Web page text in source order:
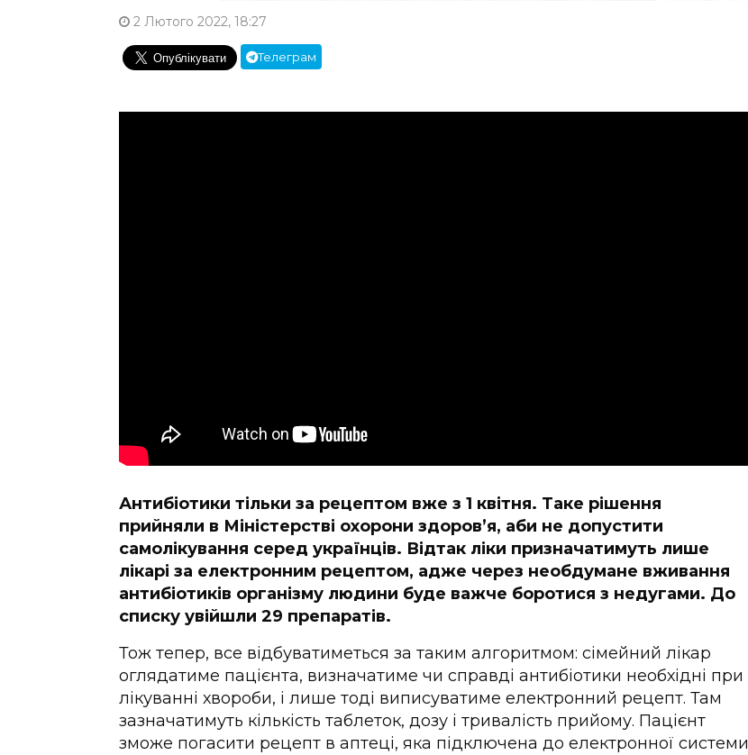
2 Лютого 2022, 18:27
Телеграм
Антибіотики тільки за рецептом вже з 1 квітня. Таке рішення
прийняли в Міністерстві охорони здоров’я, аби не допустити
самолікування серед українців. Відтак ліки призначатимуть лише
лікарі за електронним рецептом, адже через необдумане вживання
антибіотиків організму людини буде важче боротися з недугами. До
списку увійшли 29 препаратів.
Тож тепер, все відбуватиметься за таким алгоритмом: сімейний лікар
оглядатиме пацієнта, визначатиме чи справді антибіотики необхідні при
лікуванні хвороби, і лише тоді виписуватиме електронний рецепт. Там
зазначатимуть кількість таблеток, дозу і тривалість прийому. Пацієнт
зможе погасити рецепт в аптеці, яка підключена до електронної системи